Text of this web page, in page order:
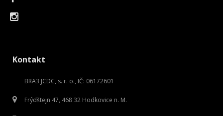
Kontakt
BRA3 JCDC, s. r. o., IČ: 06172601
Frýdštejn 47, 468 32 Hodkovice n. M.